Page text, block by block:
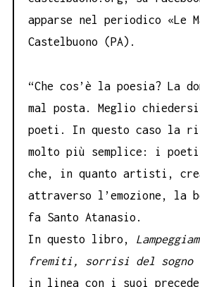
apparse nel periodico «Le
Castelbuono (PA).
“Che cos’è la poesia? La
mal posta. Meglio
poeti. In questo caso la
molto più semplice: i
che, in quanto artisti,
attraverso l’emozione, la
fa Santo Atanasio.
In questo libro,
fremiti, sorrisi del sogno
in linea con i suoi